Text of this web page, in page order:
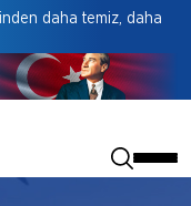
daha temiz, daha